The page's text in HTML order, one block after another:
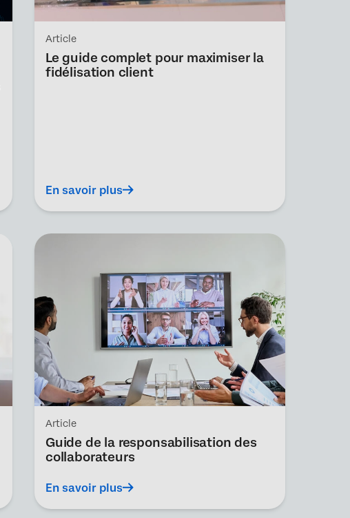
Article
Le guide complet pour maximiser la
fidélisation client
En savoir plus
Article
Guide de la responsabilisation des
collaborateurs
En savoir plus